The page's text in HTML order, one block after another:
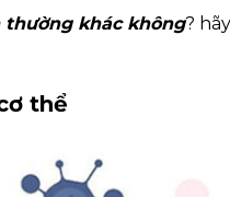
thường khác không? hãy
thể